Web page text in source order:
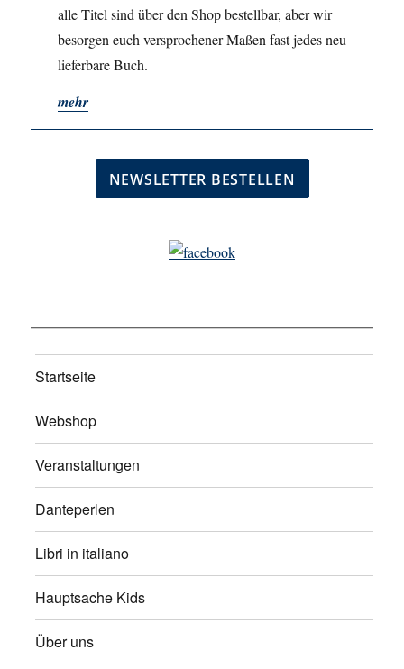
alle Titel sind über den Shop bestellbar, aber wir
besorgen euch versprochener Maßen fast jedes neu
lieferbare Buch.
mehr
Startseite
Webshop
Veranstaltungen
Danteperlen
Libri in italiano
Hauptsache Kids
Über uns